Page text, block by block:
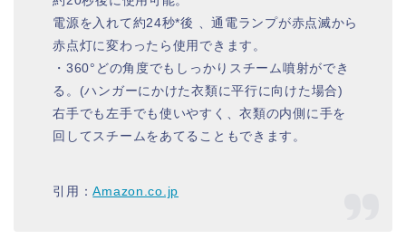
電源を入れて約24秒*後 、通電ランプが赤点滅から
赤点灯に変わったら使用できます。
・360°どの角度でもしっかりスチーム噴射ができ
る。(ハンガーにかけた衣類に平行に向けた場合)
右手でも左手でも使いやすく、衣類の内側に手を
回してスチームをあてることもできます。
引用：Amazon.co.jp